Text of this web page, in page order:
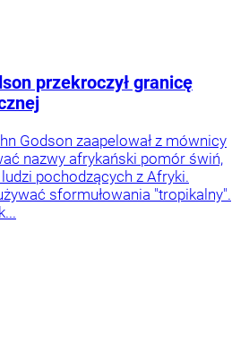
przekroczył granicę
Godson zaapelował z mównicy
nazwy afrykański pomór świń,
pochodzących z Afryki.
sformułowania "tropikalny".